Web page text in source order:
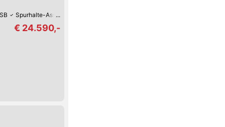
Spurhalte-Assistent
€ 24.590,-